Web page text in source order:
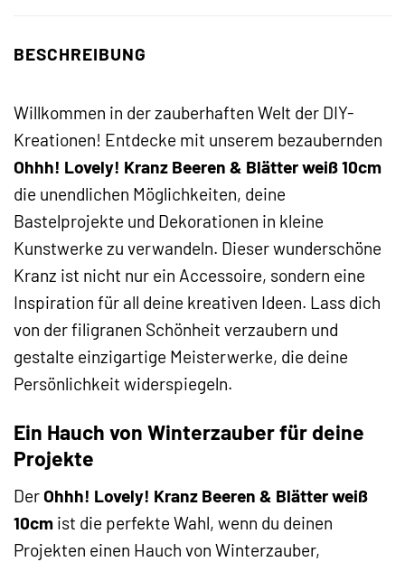
BESCHREIBUNG
Willkommen in der zauberhaften Welt der DIY-
Kreationen! Entdecke mit unserem bezaubernden
Ohhh! Lovely! Kranz Beeren & Blätter weiß 10cm
die unendlichen Möglichkeiten, deine
Bastelprojekte und Dekorationen in kleine
Kunstwerke zu verwandeln. Dieser wunderschöne
Kranz ist nicht nur ein Accessoire, sondern eine
Inspiration für all deine kreativen Ideen. Lass dich
von der filigranen Schönheit verzaubern und
gestalte einzigartige Meisterwerke, die deine
Persönlichkeit widerspiegeln.
Ein Hauch von Winterzauber für deine
Projekte
DerOhhh! Lovely! Kranz Beeren & Blätter weiß
10cm ist die perfekte Wahl, wenn du deinen
Projekten einen Hauch von Winterzauber,